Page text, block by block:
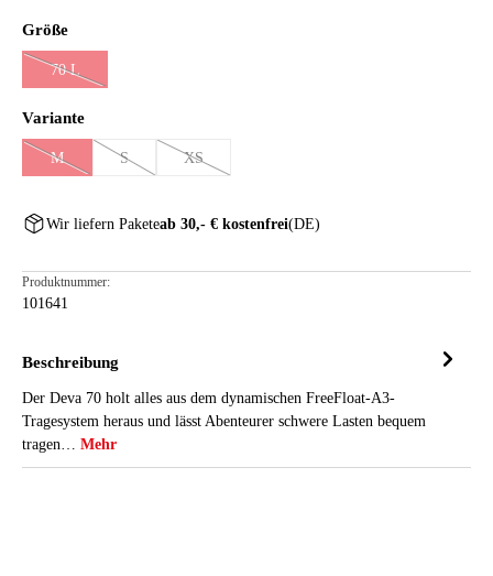
Größeauswählen
70 L
(Diese Option ist zurzeit nicht verfügbar.)
Varianteauswählen
M
(Diese Option ist zurzeit nicht verfügbar.)
S
(Diese Option ist zurzeit nicht verfügbar.)
XS
(Diese Option ist zurzeit nicht verfügbar.)
Wir liefern Paketeab 30,- € kostenfrei(DE)
Produktnummer:
101641
Beschreibung
Der Deva 70 holt alles aus dem dynamischen FreeFloat-A3-
Tragesystem heraus und lässt Abenteurer schwere Lasten bequem
tragen… Mehr